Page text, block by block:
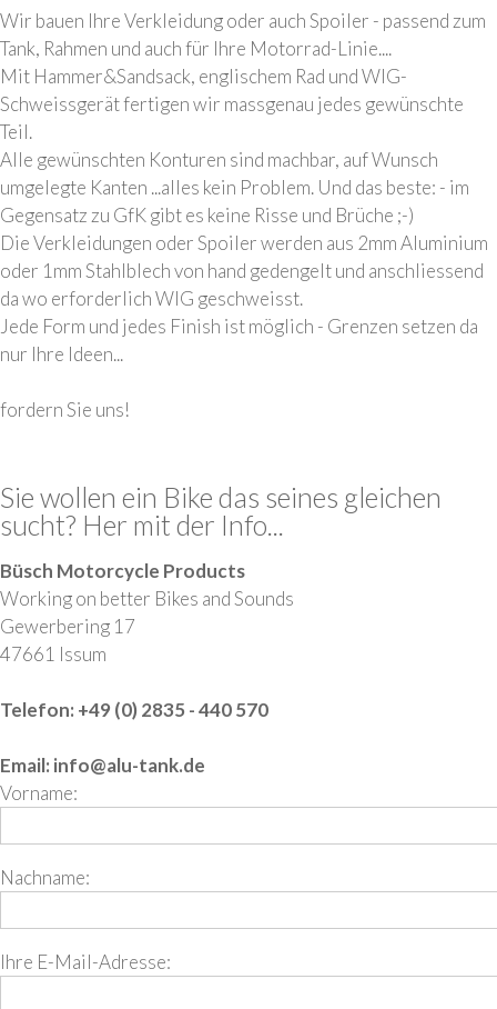
Wir bauen Ihre Verkleidung oder auch Spoiler - passend zum
Tank, Rahmen und auch für Ihre Motorrad-Linie....
Mit Hammer&Sandsack, englischem Rad und WIG-
Schweissgerät fertigen wir massgenau jedes gewünschte
Teil.
Alle gewünschten Konturen sind machbar, auf Wunsch
umgelegte Kanten ...alles kein Problem. Und das beste: - im
Gegensatz zu GfK gibt es keine Risse und Brüche ;-)
Die Verkleidungen oder Spoiler werden aus 2mm Aluminium
oder 1mm Stahlblech von hand gedengelt und anschliessend
da wo erforderlich WIG geschweisst.
Jede Form und jedes Finish ist möglich - Grenzen setzen da
nur Ihre Ideen...
fordern Sie uns!
Sie wollen ein Bike das seines gleichen
sucht? Her mit der Info...
Büsch Motorcycle Products
Working on better Bikes and Sounds
Gewerbering 17
47661 Issum
Telefon: +49 (0) 2835 - 440 570
Email: info@alu-tank.de
Vorname:
Nachname:
Ihre E-Mail-Adresse: